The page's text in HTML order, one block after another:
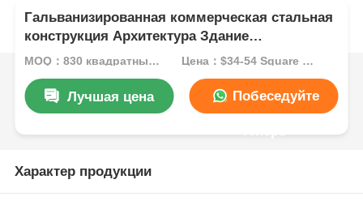
Гальванизированная коммерческая стальная
конструкция Архитектура Здание
Звукоизоляция
MOQ：830 квадратных метров Цена：$34-54 Square Meters
Лучшая цена Побеседуйте
Характер продукции